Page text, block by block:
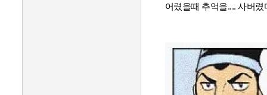
어렸을때 추억을.... 사버렸